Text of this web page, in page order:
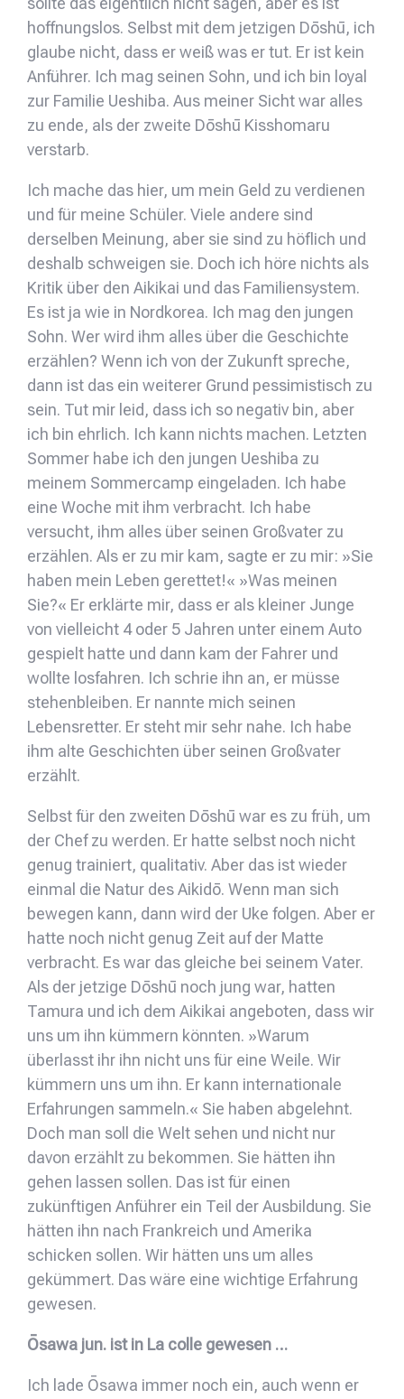
hoffnungslos. Selbst mit dem jetzigen Dōshū, ich
glaube nicht, dass er weiß was er tut. Er ist kein
Anführer. Ich mag seinen Sohn, und ich bin loyal
zur Familie Ueshiba. Aus meiner Sicht war alles
zu ende, als der zweite Dōshū Kisshomaru
verstarb.
Ich mache das hier, um mein Geld zu verdienen
und für meine Schüler. Viele andere sind
derselben Meinung, aber sie sind zu höflich und
deshalb schweigen sie. Doch ich höre nichts als
Kritik über den Aikikai und das Familiensystem.
Es ist ja wie in Nordkorea. Ich mag den jungen
Sohn. Wer wird ihm alles über die Geschichte
erzählen? Wenn ich von der Zukunft spreche,
dann ist das ein weiterer Grund pessimistisch zu
sein. Tut mir leid, dass ich so negativ bin, aber
ich bin ehrlich. Ich kann nichts machen. Letzten
Sommer habe ich den jungen Ueshiba zu
meinem Sommercamp eingeladen. Ich habe
eine Woche mit ihm verbracht. Ich habe
versucht, ihm alles über seinen Großvater zu
erzählen. Als er zu mir kam, sagte er zu mir: »Sie
haben mein Leben gerettet!« »Was meinen
Sie?« Er erklärte mir, dass er als kleiner Junge
von vielleicht 4 oder 5 Jahren unter einem Auto
gespielt hatte und dann kam der Fahrer und
wollte losfahren. Ich schrie ihn an, er müsse
stehenbleiben. Er nannte mich seinen
Lebensretter. Er steht mir sehr nahe. Ich habe
ihm alte Geschichten über seinen Großvater
erzählt.
Selbst für den zweiten Dōshū war es zu früh, um
der Chef zu werden. Er hatte selbst noch nicht
genug trainiert, qualitativ. Aber das ist wieder
einmal die Natur des Aikidō. Wenn man sich
bewegen kann, dann wird der Uke folgen. Aber er
hatte noch nicht genug Zeit auf der Matte
verbracht. Es war das gleiche bei seinem Vater.
Als der jetzige Dōshū noch jung war, hatten
Tamura und ich dem Aikikai angeboten, dass wir
uns um ihn kümmern könnten. »Warum
überlasst ihr ihn nicht uns für eine Weile. Wir
kümmern uns um ihn. Er kann internationale
Erfahrungen sammeln.« Sie haben abgelehnt.
Doch man soll die Welt sehen und nicht nur
davon erzählt zu bekommen. Sie hätten ihn
gehen lassen sollen. Das ist für einen
zukünftigen Anführer ein Teil der Ausbildung. Sie
hätten ihn nach Frankreich und Amerika
schicken sollen. Wir hätten uns um alles
gekümmert. Das wäre eine wichtige Erfahrung
gewesen.
Ōsawa jun. ist in La colle gewesen …
Ich lade Ōsawa immer noch ein, auch wenn er